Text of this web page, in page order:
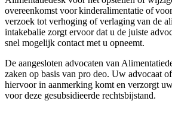
overeenkomst voor kinderalimentatie of
verzoek tot verhoging of verlaging van de
intakebalie zorgt ervoor dat u de juiste
snel mogelijk contact met u opneemt.
De aangesloten advocaten van
zaken op basis van pro deo. Uw advocaat
hiervoor in aanmerking komt en verzorgt
voor deze gesubsidieerde rechtsbijstand.